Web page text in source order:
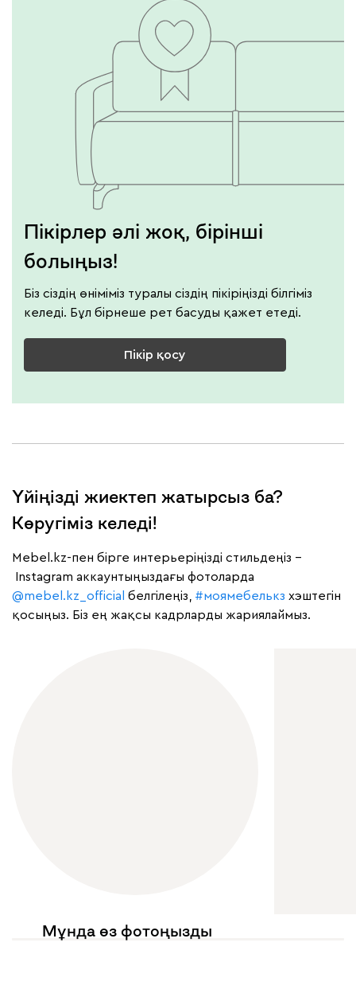
Пікірлер әлі жоқ, бірінші
болыңыз!
Біз сіздің өніміміз туралы сіздің пікіріңізді білгіміз
келеді. Бұл бірнеше рет басуды қажет етеді.
Пікір қосу
Үйіңізді жиектеп жатырсыз ба?
Көругіміз келеді!
Mebel.kz-пен бірге интерьеріңізді стильдеңіз –
Instagram аккаунтыңыздағы фотоларда
@mebel.kz_official белгілеңіз, #моямебелькз хэштегін
қосыңыз. Біз ең жақсы кадрларды жариялаймыз.
Мұнда өз фотоңызды